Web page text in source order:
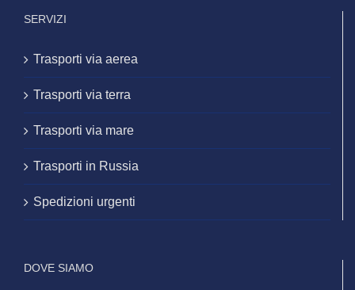
SERVIZI
Trasporti via aerea
Trasporti via terra
Trasporti via mare
Trasporti in Russia
Spedizioni urgenti
DOVE SIAMO